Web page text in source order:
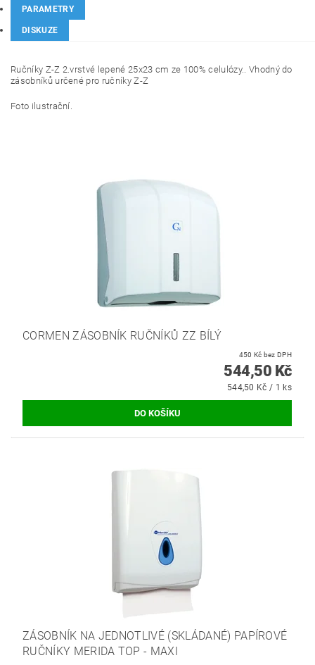
PARAMETRY
DISKUZE
Ručníky Z-Z 2.vrstvé lepené 25x23 cm ze 100% celulózy.. Vhodný do
zásobníků určené pro ručníky Z-Z
Foto ilustrační.
CORMEN ZÁSOBNÍK RUČNÍKŮ ZZ BÍLÝ
450 Kč bez DPH
544,50 Kč
544,50 Kč / 1 ks
ZÁSOBNÍK NA JEDNOTLIVÉ (SKLÁDANÉ) PAPÍROVÉ
RUČNÍKY MERIDA TOP - MAXI